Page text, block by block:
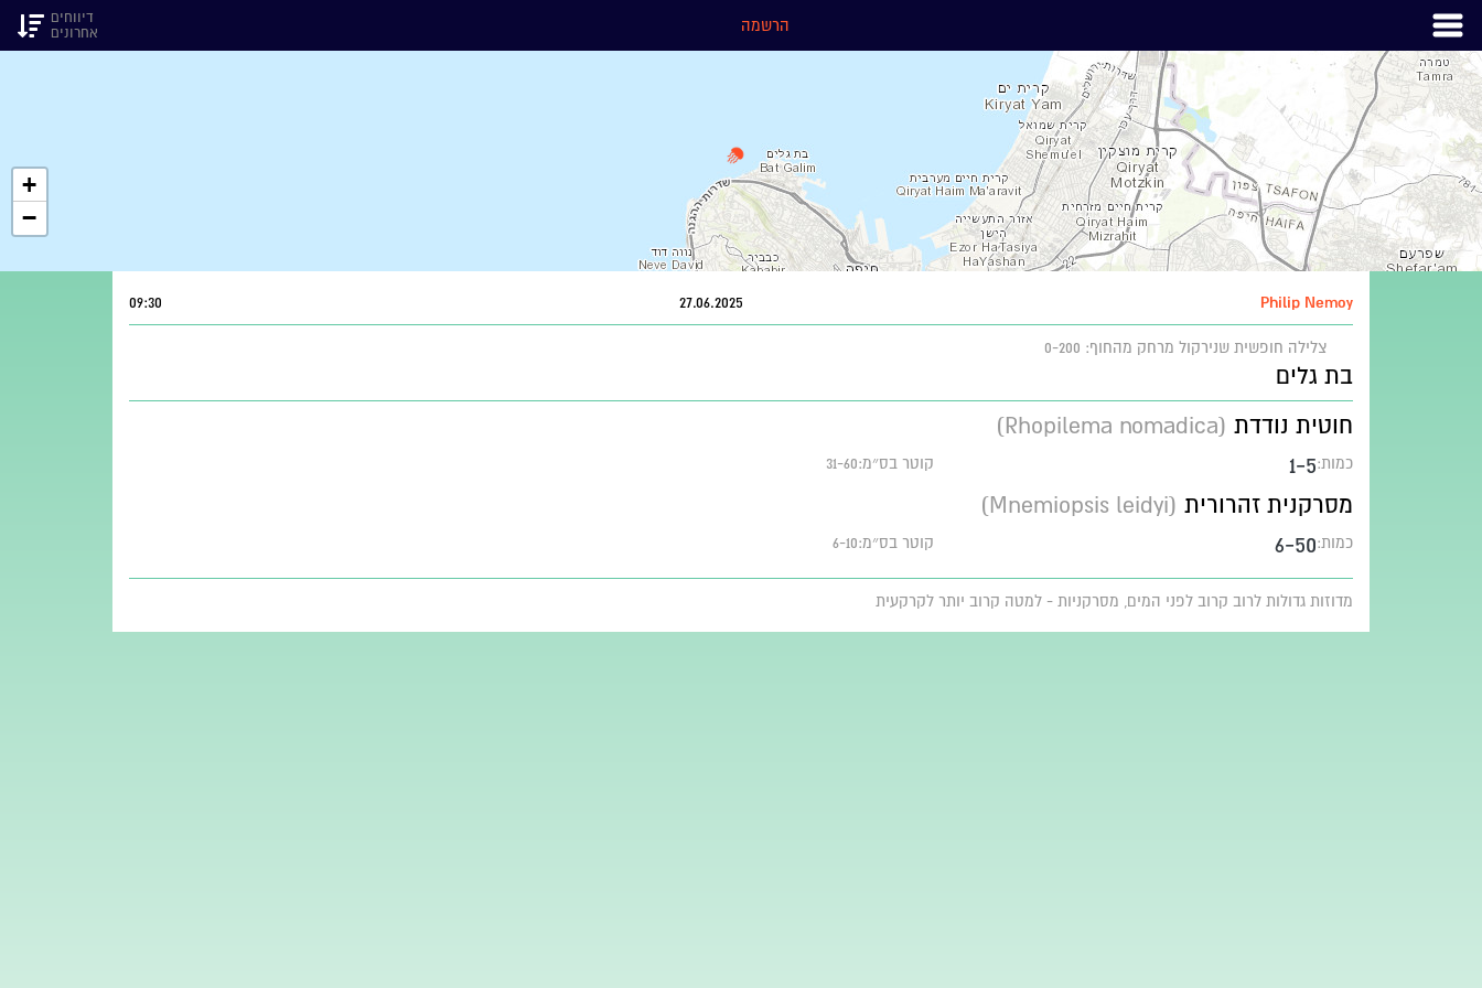
הרשמה
דיווחים
אחרונים
+
−
Philip Nemoy
27.06.2025
09:30
צלילה חופשית שנירקול מרחק מהחוף: 0-200
בת גלים
חוטית נודדת (Rhopilema nomadica)
כמות:1-5 קוטר בס״מ:31-60
מסרקנית זהרורית (Mnemiopsis leidyi)
כמות:6-50 קוטר בס״מ:6-10
מדוזות גדולות לרוב קרוב לפני המים, מסרקניות - למטה קרוב יותר לקרקעית